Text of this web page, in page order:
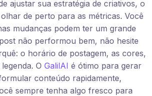
ajustar sua estratégia de criativos, o
de perto para as métricas. Você
mudanças podem ter um grande
não performou bem, não hesite
o horário de postagem, as cores,
O GalilAI é ótimo para gerar
conteúdo rapidamente,
sempre tenha algo fresco para